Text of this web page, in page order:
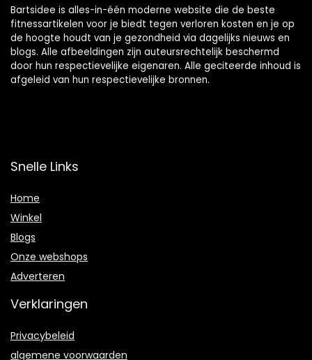
Bartsidee is alles-in-één moderne website die de beste
fitnessartikelen voor je biedt tegen verloren kosten en je op
de hoogte houdt van je gezondheid via dagelijks nieuws en
blogs. Alle afbeeldingen zijn auteursrechtelijk beschermd
door hun respectievelijke eigenaren. Alle geciteerde inhoud is
afgeleid van hun respectievelijke bronnen.
Snelle Links
Home
Winkel
Blogs
Onze webshops
Adverteren
Verklaringen
Privacybeleid
algemene voorwaarden